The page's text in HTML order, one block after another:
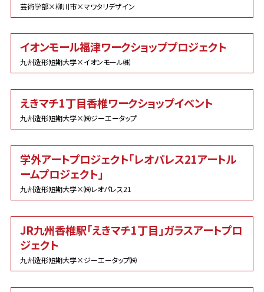
芸術学部×柳川市×マワタリデザイン
イオンモール福津ワークショッププロジェクト
九州造形短期大学×イオンモール㈱
えきマチ1丁目香椎ワークショップイベント
九州造形短期大学×㈱ジーエータップ
学外アートプロジェクト「レオパレス21アートル
ームプロジェクト」
九州造形短期大学×㈱レオパレス21
JR九州香椎駅「えきマチ1丁目」ガラスアートプロ
ジェクト
九州造形短期大学×ジーエータップ㈱